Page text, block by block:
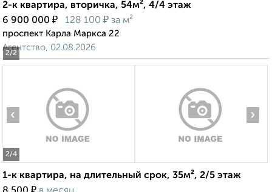
2/2
2-к квартира, вторичка, 54м², 4/4 этаж
6 900 000 ₽ 128 100 ₽ за м²
проспект Карла Маркса 22
Агентство, 02.08.2026
2/4
‹ ›
1-к квартира, на длительный срок, 35м², 2/5 этаж